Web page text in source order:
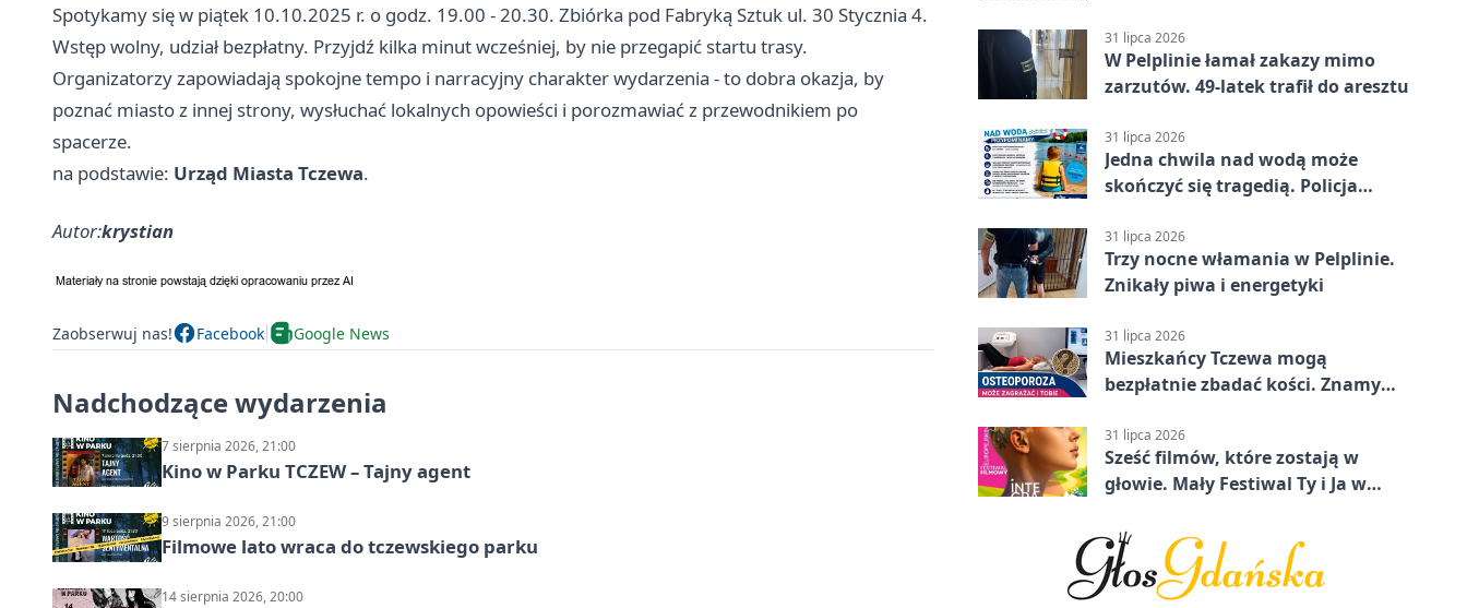
Spotykamy się w piątek 10.10.2025 r. o godz. 19.00 - 20.30. Zbiórka pod Fabryką Sztuk ul. 30 Stycznia 4.
Wstęp wolny, udział bezpłatny. Przyjdź kilka minut wcześniej, by nie przegapić startu trasy.
Organizatorzy zapowiadają spokojne tempo i narracyjny charakter wydarzenia - to dobra okazja, by
poznać miasto z innej strony, wysłuchać lokalnych opowieści i porozmawiać z przewodnikiem po
spacerze.
na podstawie: Urząd Miasta Tczewa.
Autor:krystian
Zaobserwuj nas! Facebook Google News
Nadchodzące wydarzenia
7 sierpnia 2026, 21:00
Kino w Parku TCZEW – Tajny agent
9 sierpnia 2026, 21:00
Filmowe lato wraca do tczewskiego parku
14 sierpnia 2026, 20:00
31 lipca 2026
W Pelplinie łamał zakazy mimo
zarzutów. 49-latek trafił do aresztu
31 lipca 2026
Jedna chwila nad wodą może
skończyć się tragedią. Policja
31 lipca 2026
Trzy nocne włamania w Pelplinie.
Znikały piwa i energetyki
31 lipca 2026
Mieszkańcy Tczewa mogą
bezpłatnie zbadać kości. Znamy
31 lipca 2026
Sześć filmów, które zostają w
głowie. Mały Festiwal Ty i Ja w